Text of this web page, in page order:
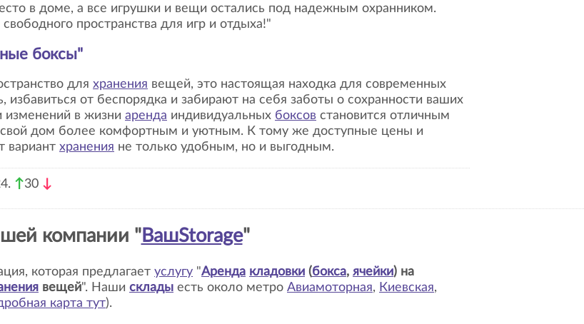
в доме, а все игрушки и вещи остались под надежным охранником.
пространства для игр и отдыха!"
боксы"
для хранения вещей, это настоящая находка для современных
избавиться от беспорядка и забирают на себя заботы о сохранности ваших
изменений в жизни аренда индивидуальных боксов становится отличным
свой дом более комфортным и уютным. К тому же доступные цены и
вариант хранения не только удобным, но и выгодным.
↑30 ↓
компании "ВашStorage"
которая предлагает услугу "Аренда кладовки (бокса, ячейки) на
вещей". Наши склады есть около метро Авиамоторная, Киевская,
карта тут).